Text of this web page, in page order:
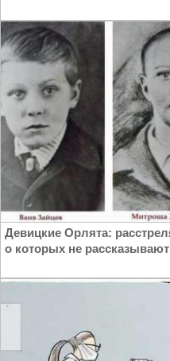
Девицкие Орлята:
о которых не